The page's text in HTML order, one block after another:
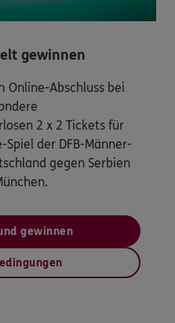
gewinnen
Online-Abschluss bei
2 x 2 Tickets für
Spiel der DFB-Männer-
gegen Serbien
gewinnen